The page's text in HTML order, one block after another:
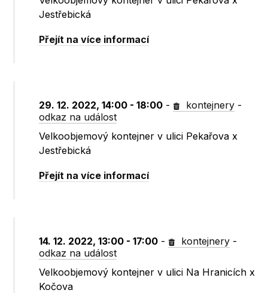
Jestřebická
Přejít na více informací
29. 12. 2022, 14:00 - 18:00 - kontejnery -
odkaz na událost
Velkoobjemový kontejner v ulici Pekařova x
Jestřebická
Přejít na více informací
14. 12. 2022, 13:00 - 17:00 - kontejnery -
odkaz na událost
Velkoobjemový kontejner v ulici Na Hranicích x
Kočova